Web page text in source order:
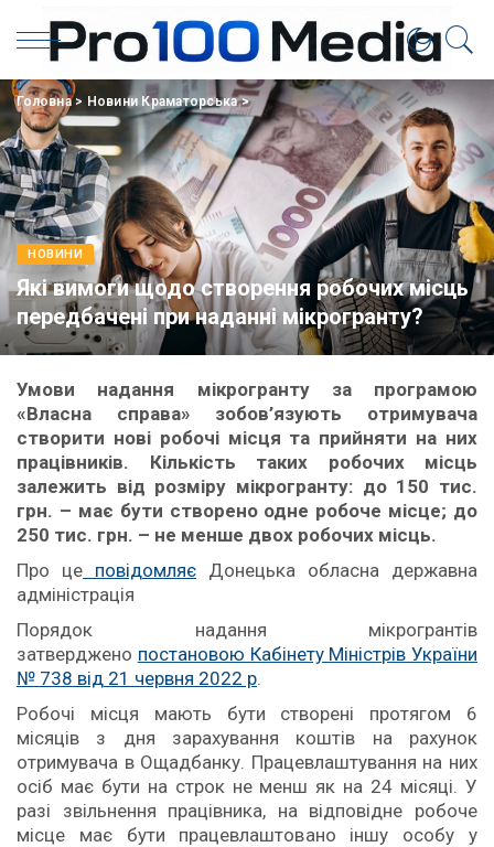
Головна> Новини Краматорська>
НОВИНИ
Які вимоги щодо створення робочих місць
передбачені при наданні мікрогранту?
Умови надання мікрогранту за програмою
«Власна справа» зобов’язують отримувача
створити нові робочі місця та прийняти на них
працівників. Кількість таких робочих місць
залежить від розміру мікрогранту: до 150 тис.
грн. – має бути створено одне робоче місце; до
250 тис. грн. – не менше двох робочих місць.
Про це повідомляє Донецька обласна державна
адміністрація
Порядок надання мікрогрантів
затверджено постановою Кабінету Міністрів України
№ 738 від 21 червня 2022 р.
Робочі місця мають бути створені протягом 6
місяців з дня зарахування коштів на рахунок
отримувача в Ощадбанку. Працевлаштування на них
осіб має бути на строк не менш як на 24 місяці. У
разі звільнення працівника, на відповідне робоче
місце має бути працевлаштовано іншу особу у